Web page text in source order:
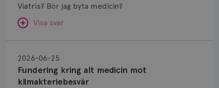
Viatris? Bör jag byta medicin?
Visa svar
SVAR:
Hej. Oavsett vilken hormonsänkande behandling
(men även cytostatika) man får så kan en del
Fundering kring alt medicin mot
klimakteriebesvär
2026-06-25
kring
medicin